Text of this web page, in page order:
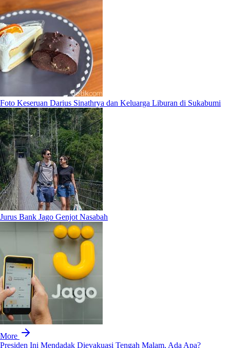
Foto Keseruan Darius Sinathrya dan Keluarga Liburan di Sukabumi
Jurus Bank Jago Genjot Nasabah
More
Presiden Ini Mendadak Dievakuasi Tengah Malam, Ada Apa?